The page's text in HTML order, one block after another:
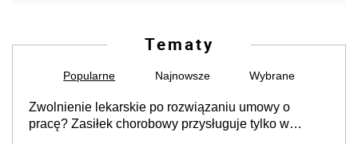
Tematy
Popularne Najnowsze Wybrane
Zwolnienie lekarskie po rozwiązaniu umowy o
pracę? Zasiłek chorobowy przysługuje tylko w